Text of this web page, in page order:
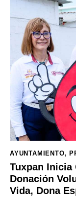
AYUNTAMIENTO,
Tuxpan Inicia
Donación
Vida, Dona